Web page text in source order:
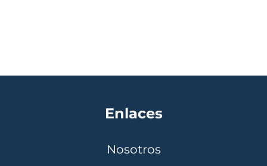
Enlaces
Nosotros